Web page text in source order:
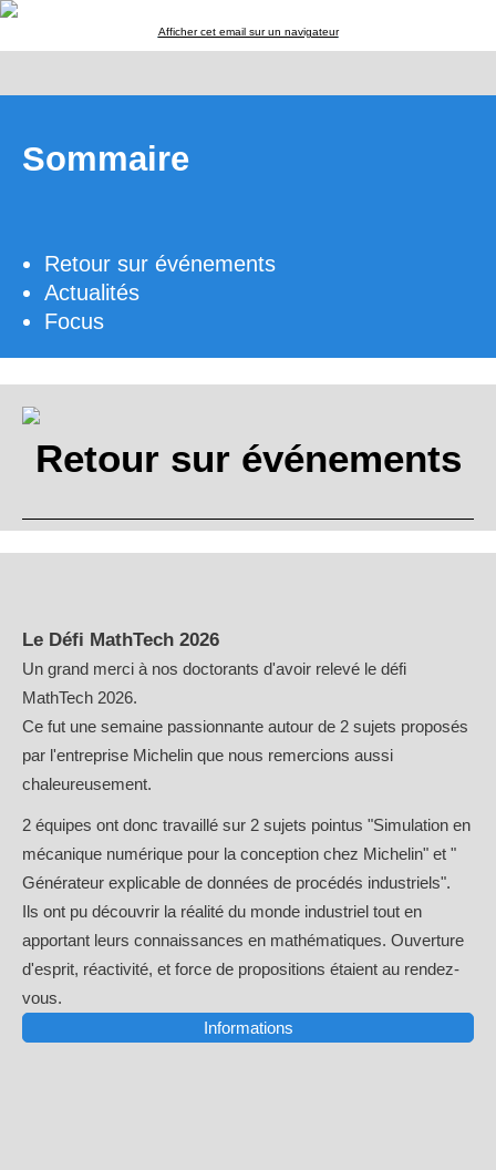
Afficher cet email sur un navigateur
Sommaire
Retour sur événements
Actualités
Focus
Retour sur événements
Le Défi MathTech 2026
Un grand merci à nos doctorants d'avoir relevé le défi
MathTech 2026.
Ce fut une semaine passionnante autour de 2 sujets proposés
par l'entreprise Michelin que nous remercions aussi
chaleureusement.
2 équipes ont donc travaillé sur 2 sujets pointus "Simulation en
mécanique numérique pour la conception chez Michelin" et "
Générateur explicable de données de procédés industriels".
Ils ont pu découvrir la réalité du monde industriel tout en
apportant leurs connaissances en mathématiques. Ouverture
d'esprit, réactivité, et force de propositions étaient au rendez-
vous.
Informations